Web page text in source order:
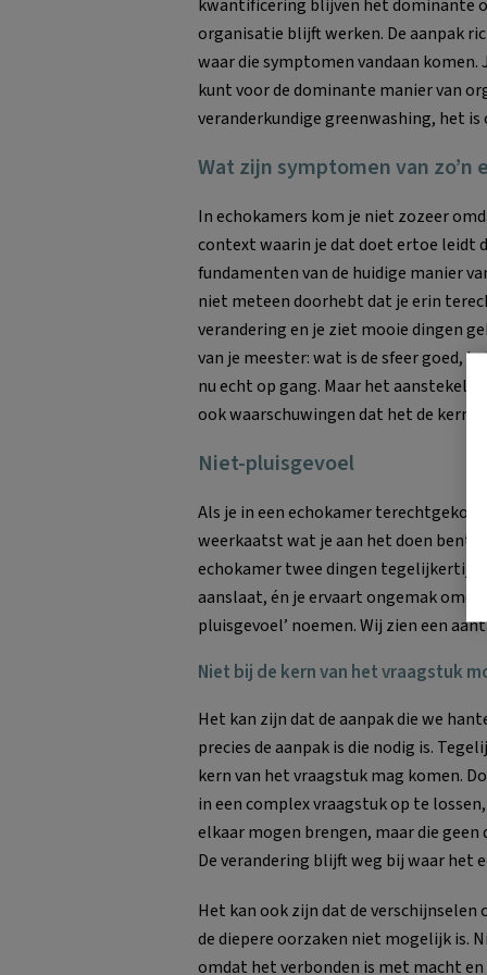
kwantificering blijven het dominante
organisatie blijft werken. De aanpak
waar die symptomen vandaan komen.
kunt voor de dominante manier van
veranderkundige greenwashing, het is
Wat zijn symptomen van zo’n
In echokamers kom je niet zozeer
context waarin je dat doet ertoe leidt
fundamenten van de huidige manier
niet meteen doorhebt dat je erin
verandering en je ziet mooie dingen
van je meester: wat is de sfeer goed,
nu echt op gang. Maar het
ook waarschuwingen dat het de kern
Niet-pluisgevoel
Als je in een echokamer
weerkaatst wat je aan het doen bent
echokamer twee dingen
aanslaat, én je ervaart ongemak
pluisgevoel’ noemen. Wij zien een
Niet bij de kern van het vraagstuk
Het kan zijn dat de aanpak die we
precies de aanpak is die nodig is.
kern van het vraagstuk mag komen.
in een complex vraagstuk op te
elkaar mogen brengen, maar die
De verandering blijft weg bij waar het
Het kan ook zijn dat de verschijnselen
de diepere oorzaken niet mogelijk is.
omdat het verbonden is met macht